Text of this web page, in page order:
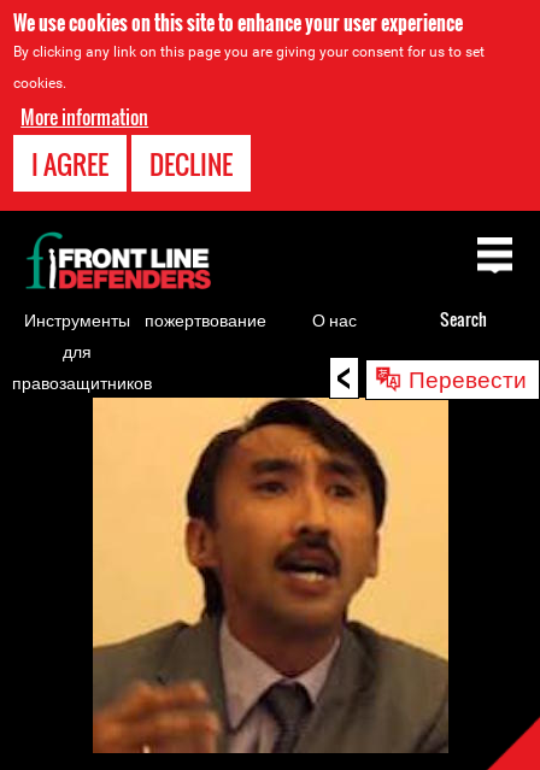
We use cookies on this site to enhance your user experience
By clicking any link on this page you are giving your consent for us to set
cookies.
More information
I AGREE DECLINE
< Перевести
to
Back
to
top
Инструменты
для
правозащитников
пожертвование О нас Search